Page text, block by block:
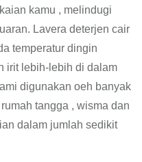
kamu , melindugi
Lavera deterjen cair
temperatur dingin
irit lebih-lebih di dalam
digunakan oeh banyak
tangga , wisma dan
dalam jumlah sedikit